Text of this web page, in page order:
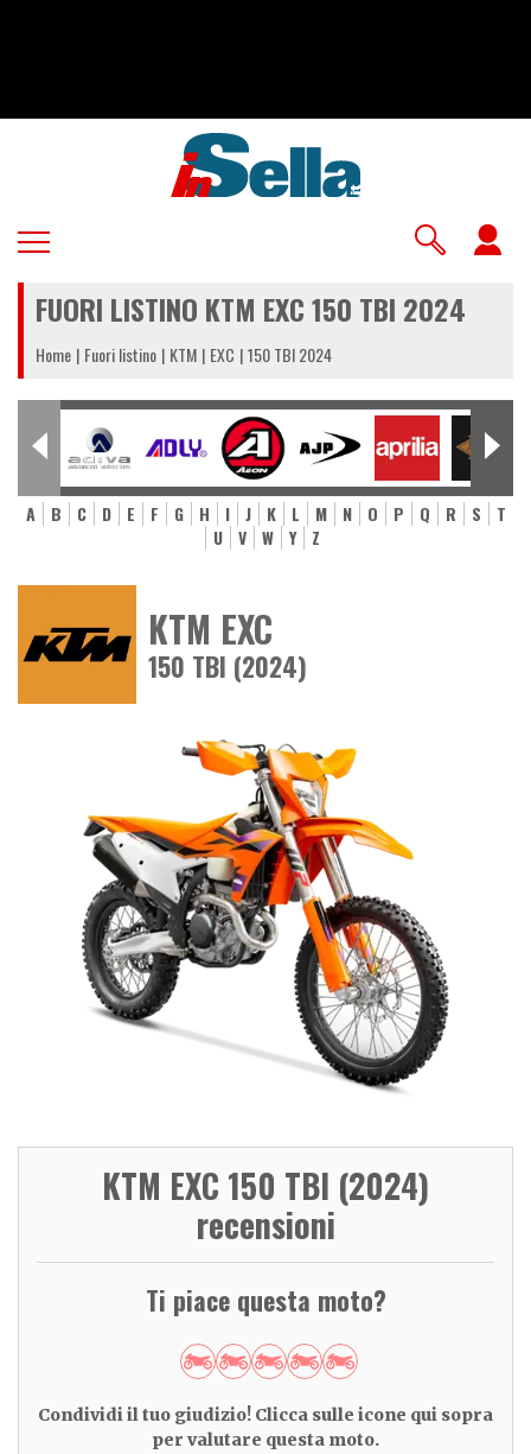
FUORI LISTINO KTM EXC 150 TBI 2024
Home Fuori listino KTM EXC 150 TBI 2024
A B C D E F G H I J K L M N O P Q R S
T
U
V W Y Z
KTM EXC
150 TBI (2024)
KTM EXC 150 TBI (2024)
recensioni
Ti piace questa moto?
Condividi il tuo giudizio! Clicca sulle icone qui sopra
per valutare questa moto.